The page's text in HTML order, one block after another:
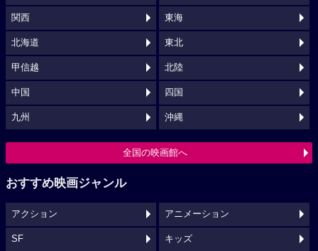
関西 東海
北海道 東北
甲信越 北陸
中国 四国
九州 沖縄
全国の映画館へ
おすすめ映画ジャンル
アクション アニメーション
SF キッズ